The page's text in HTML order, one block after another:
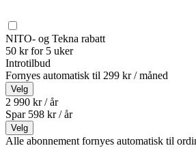
NITO- og Tekna rabatt
50 kr for 5 uker
Introtilbud
Fornyes automatisk til 299 kr / måned
Velg
2 990 kr / år
Spar 598 kr /år
Velg
Alle abonnement fornyes automatisk til